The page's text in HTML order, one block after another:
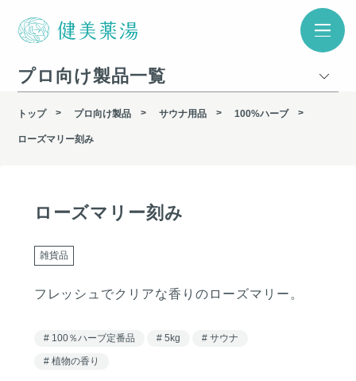
プロ向け製品一覧
トップ プロ向け製品 サウナ用品 100%ハーブ
ローズマリー刻み
ローズマリー刻み
雑貨品
フレッシュでクリアな香りのローズマリー。
100％ハーブ定番品 5kg サウナ
植物の香り